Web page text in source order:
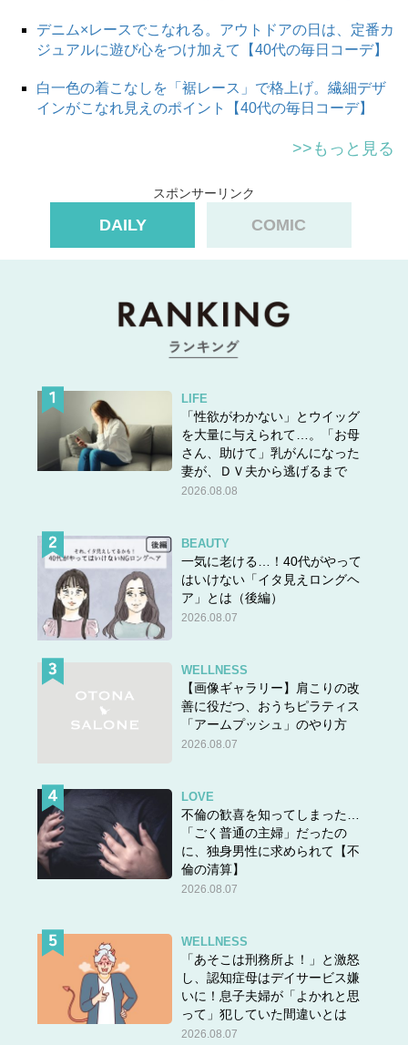
デニム×レースでこなれる。アウトドアの日は、定番カ
ジュアルに遊び心をつけ加えて【40代の毎日コーデ】
白一色の着こなしを「裾レース」で格上げ。繊細デザ
インがこなれ見えのポイント【40代の毎日コーデ】
>>もっと見る
スポンサーリンク
DAILY COMIC
LIFE
「性欲がわかない」とウイッグ
を大量に与えられて…。「お母
さん、助けて」乳がんになった
妻が、ＤＶ夫から逃げるまで
2026.08.08
BEAUTY
一気に老ける…！40代がやって
はいけない「イタ見えロングヘ
ア」とは（後編）
2026.08.07
WELLNESS
【画像ギャラリー】肩こりの改
善に役だつ、おうちピラティス
「アームプッシュ」のやり方
2026.08.07
LOVE
不倫の歓喜を知ってしまった…
「ごく普通の主婦」だったの
に、独身男性に求められて【不
倫の清算】
2026.08.07
WELLNESS
「あそこは刑務所よ！」と激怒
し、認知症母はデイサービス嫌
いに！息子夫婦が「よかれと思
って」犯していた間違いとは
2026.08.07